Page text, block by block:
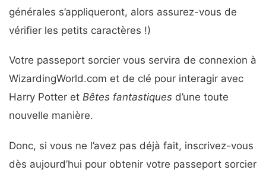
générales s’appliqueront, alors assurez-vous de
vérifier les petits caractères !)
Votre passeport sorcier vous servira de connexion à
WizardingWorld.com et de clé pour interagir avec
Harry Potter et Bêtes fantastiques d’une toute
nouvelle manière.
Donc, si vous ne l’avez pas déjà fait, inscrivez-vous
dès aujourd’hui pour obtenir votre passeport sorcier